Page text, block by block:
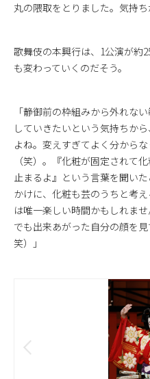
丸の隈取をとりました。気持ち
歌舞伎の本興行は、1公演が約
も変わっていくのだそう。
「静御前の枠組みから外れな
していきたいという気持ちか
よね。変えすぎてよく分から
（笑）。『化粧が固定されて
止まるよ』という言葉を聞い
かけに、化粧も芸のうちと考
は唯一楽しい時間かもしれま
でも出来あがった自分の顔を
笑）」